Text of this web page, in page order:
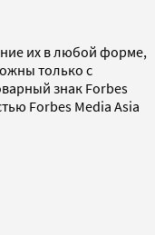
их в любой форме,
только с
знак Forbes
Forbes Media Asia